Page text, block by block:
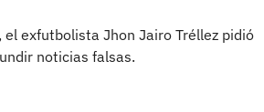
exfutbolista Jhon Jairo Tréllez pidió
noticias falsas.